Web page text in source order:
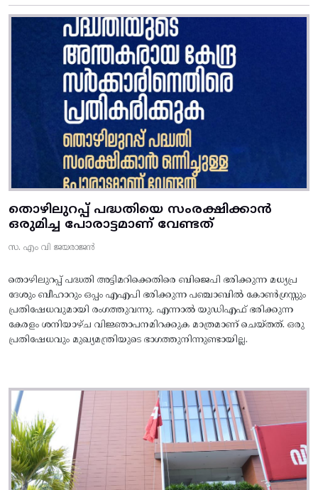
തൊഴിലുറപ്പ് പദ്ധതിയെ സംരക്ഷിക്കാൻ
ഒരുമിച്ച പോരാട്ടമാണ് വേണ്ടത്
സ. എം വി ജയരാജൻ
തൊഴിലുറപ്പ് പദ്ധതി അട്ടിമറിക്കെതിരെ ബിജെപി ഭരിക്കുന്ന മധ്യപ്ര
ദേശും ബീഹാറും ഒപ്പം എഎപി ഭരിക്കുന്ന പഞ്ചാബിൽ കോൺഗ്രസ്സും
പ്രതിഷേധവുമായി രംഗത്തുവന്നു. എന്നാൽ യുഡിഎഫ് ഭരിക്കുന്ന
കേരളം ശനിയാഴ്ച വിജ്ഞാപനമിറക്കുക മാത്രമാണ് ചെയ്തത്. ഒരു
പ്രതിഷേധവും മുഖ്യമന്ത്രിയുടെ ഭാഗത്തുനിന്നുണ്ടായില്ല.